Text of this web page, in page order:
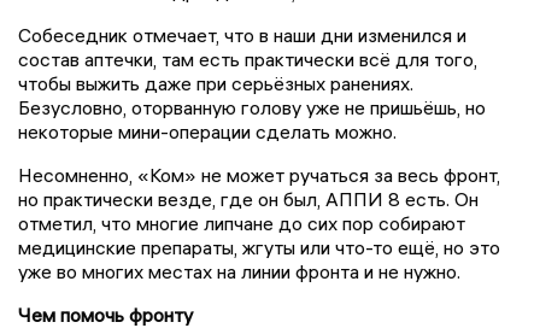
Собеседник отмечает, что в наши дни изменился и
состав аптечки, там есть практически всё для того,
чтобы выжить даже при серьёзных ранениях.
Безусловно, оторванную голову уже не пришьёшь, но
некоторые мини-операции сделать можно.
Несомненно, «Ком» не может ручаться за весь фронт,
но практически везде, где он был, АППИ 8 есть. Он
отметил, что многие липчане до сих пор собирают
медицинские препараты, жгуты или что-то ещё, но это
уже во многих местах на линии фронта и не нужно.
Чем помочь фронту